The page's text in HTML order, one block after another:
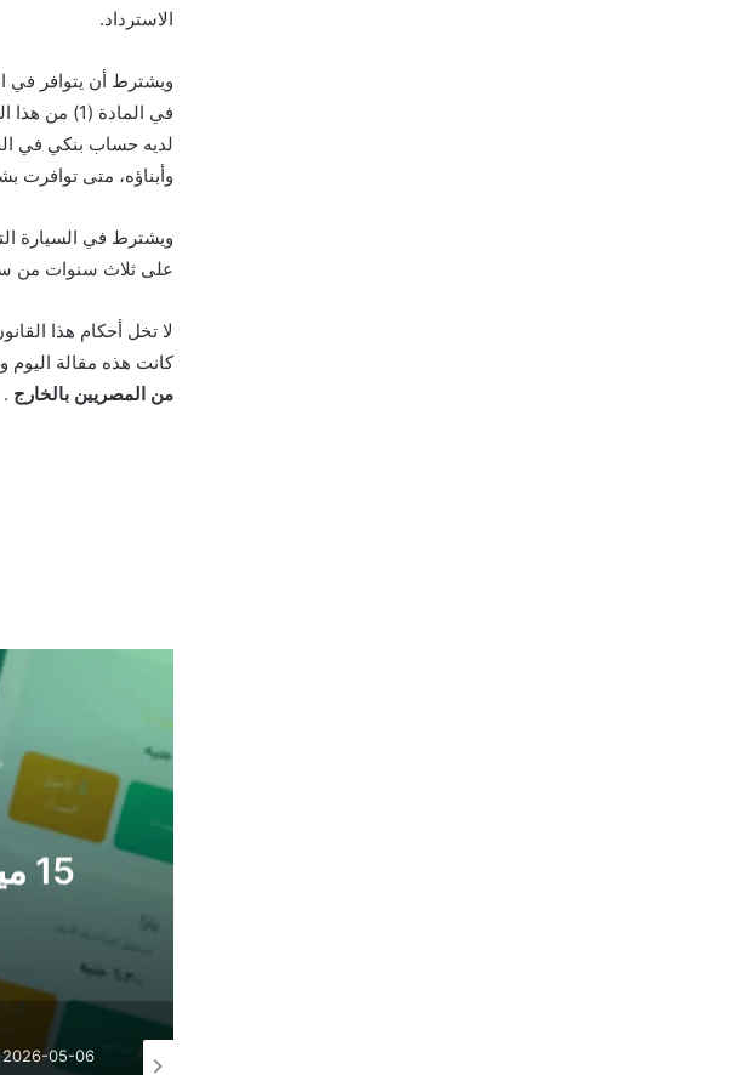
الاسترداد.
ويشترط أن يتوافر في
لديه حساب بنكي في
وأبناؤه، متى توافرت
ويشترط في السيارة
على ثلاث سنوات من
لا تخل أحكام هذا
كانت هذه مقالة اليوم
من المصريين بالخارج .
2026-05-06